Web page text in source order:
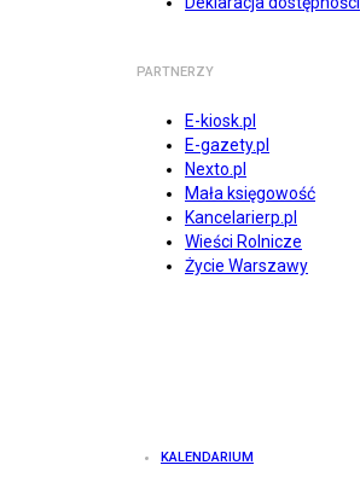
PARTNERZY
E-kiosk.pl
E-gazety.pl
Nexto.pl
Mała księgowość
Kancelarierp.pl
Wieści Rolnicze
Życie Warszawy
KALENDARIUM